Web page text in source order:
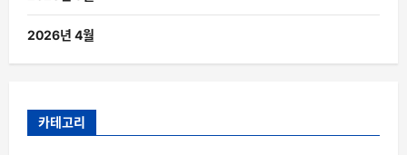
2026년 4월
카테고리